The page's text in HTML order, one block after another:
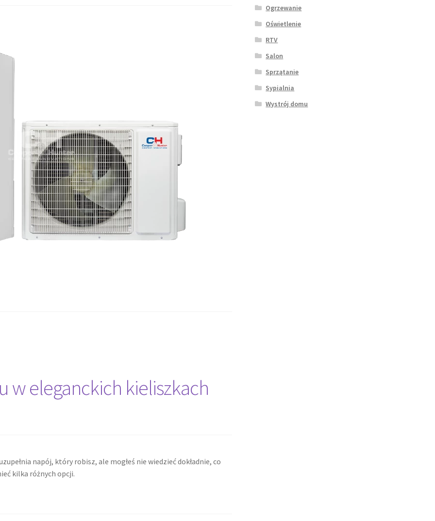
w eleganckich kieliszkach
napój, który robisz, ale mogłeś nie wiedzieć dokładnie, co
kilka różnych opcji.
Ogrzewanie
Oświetlenie
RTV
Salon
Sprzątanie
Sypialnia
Wystrój domu